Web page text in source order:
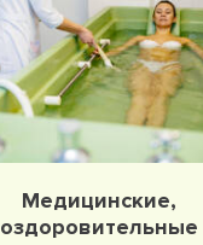
Медицинские,
оздоровительные